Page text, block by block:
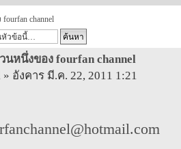
channel
นหนึ่งของ fourfan channel
» อังคาร มี.ค. 22, 2011 1:21